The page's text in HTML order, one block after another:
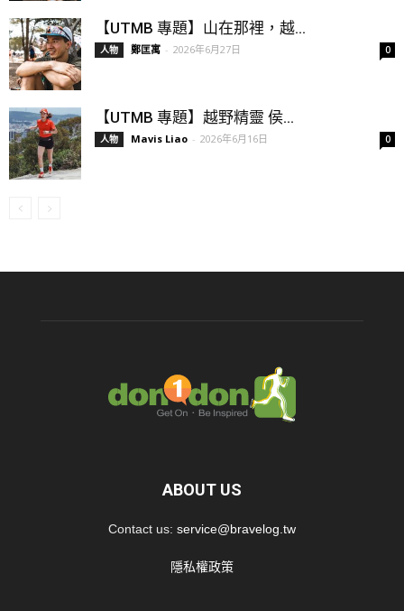
【UTMB 專題】山在那裡，越...
人物 鄭匡寓 - 2026年6月27日 0
【UTMB 專題】越野精靈 侯...
人物 Mavis Liao - 2026年6月16日 0
ABOUT US
Contact us: service@bravelog.tw
隱私權政策